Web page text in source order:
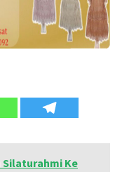
Silaturahmi Ke